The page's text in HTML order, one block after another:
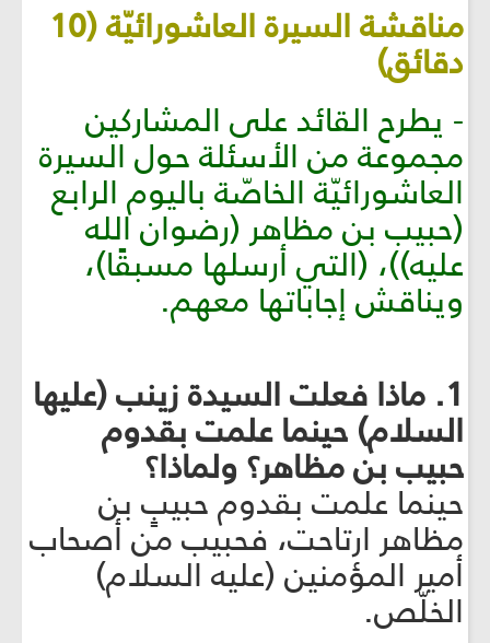
مناقشة السيرة العاشورائيّة (10
دقائق)
- يطرح القائد على المشاركين
مجموعة من الأسئلة حول السيرة
العاشورائيّة الخاصّة باليوم الرابع
(حبيب بن مظاهر (رضوان الله
عليه))، (التي أرسلها مسبقًا)،
ويناقش إجاباتها معهم.
1. ماذا فعلت السيدة زينب (عليها
السلام) حينما علمت بقدوم
حبيب بن مظاهر؟ ولماذا؟
حينما علمت بقدوم حبيبٍ بن
مظاهر ارتاحت، فحبيب من أصحاب
أمير المؤمنين (عليه السلام)
الخلّص.